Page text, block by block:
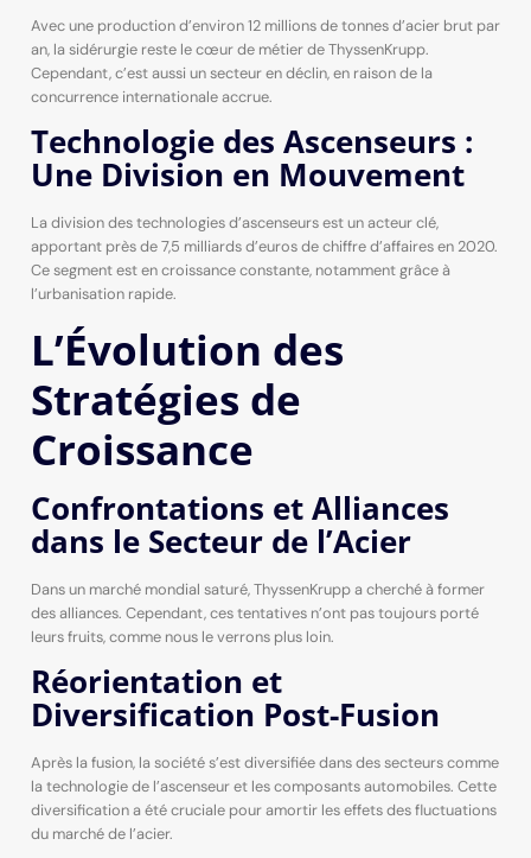
Avec une production d’environ 12 millions de tonnes d’acier brut par
an, la sidérurgie reste le cœur de métier de ThyssenKrupp.
Cependant, c’est aussi un secteur en déclin, en raison de la
concurrence internationale accrue.
Technologie des Ascenseurs :
Une Division en Mouvement
La division des technologies d’ascenseurs est un acteur clé,
apportant près de 7,5 milliards d’euros de chiffre d’affaires en 2020.
Ce segment est en croissance constante, notamment grâce à
l’urbanisation rapide.
L’Évolution des
Stratégies de
Croissance
Confrontations et Alliances
dans le Secteur de l’Acier
Dans un marché mondial saturé, ThyssenKrupp a cherché à former
des alliances. Cependant, ces tentatives n’ont pas toujours porté
leurs fruits, comme nous le verrons plus loin.
Réorientation et
Diversification Post-Fusion
Après la fusion, la société s’est diversifiée dans des secteurs comme
la technologie de l’ascenseur et les composants automobiles. Cette
diversification a été cruciale pour amortir les effets des fluctuations
du marché de l’acier.